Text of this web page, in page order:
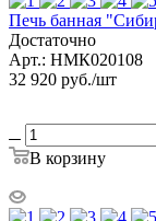
Печь банная
Достаточно
Арт.: НМК020108
32 920 руб./шт
В корзину